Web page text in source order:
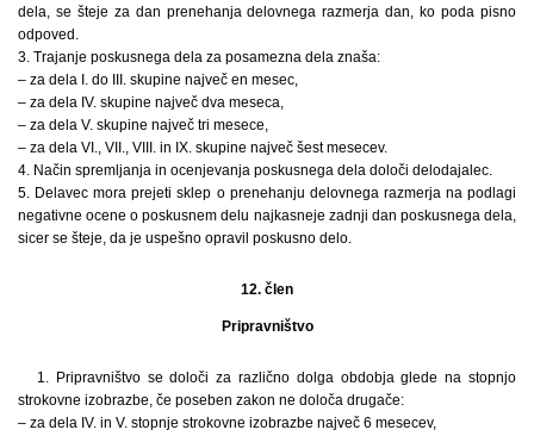
dela, se šteje za dan prenehanja delovnega razmerja dan, ko poda pisno
odpoved.
3. Trajanje poskusnega dela za posamezna dela znaša:
– za dela I. do III. skupine največ en mesec,
– za dela IV. skupine največ dva meseca,
– za dela V. skupine največ tri mesece,
– za dela VI., VII., VIII. in IX. skupine največ šest mesecev.
4. Način spremljanja in ocenjevanja poskusnega dela določi delodajalec.
5. Delavec mora prejeti sklep o prenehanju delovnega razmerja na podlagi
negativne ocene o poskusnem delu najkasneje zadnji dan poskusnega dela,
sicer se šteje, da je uspešno opravil poskusno delo.
12. člen
Pripravništvo
1. Pripravništvo se določi za različno dolga obdobja glede na stopnjo
strokovne izobrazbe, če poseben zakon ne določa drugače:
– za dela IV. in V. stopnje strokovne izobrazbe največ 6 mesecev,